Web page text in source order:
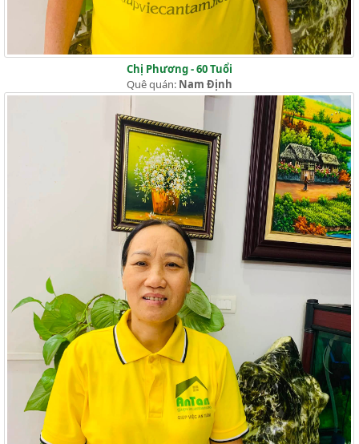
Chị Phương - 60 Tuổi
Quê quán: Nam Định